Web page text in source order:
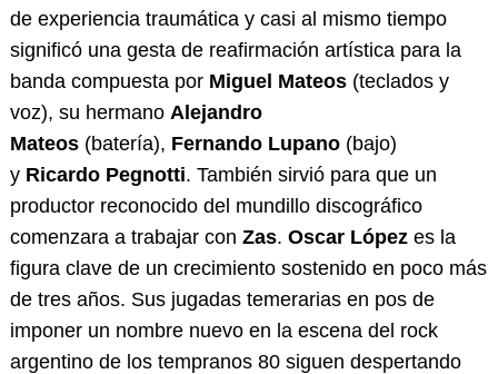
de experiencia traumática y casi al mismo tiempo
significó una gesta de reafirmación artística para la
banda compuesta porMiguel Mateos(teclados y
voz), su hermano Alejandro
Mateos(batería), Fernando Lupano(bajo)
y Ricardo Pegnotti. También sirvió para que un
productor reconocido del mundillo discográfico
comenzara a trabajar con Zas. Oscar López es la
figura clave de un crecimiento sostenido en poco más
de tres años. Sus jugadas temerarias en pos de
imponer un nombre nuevo en la escena del rock
argentino de los tempranos 80 siguen despertando